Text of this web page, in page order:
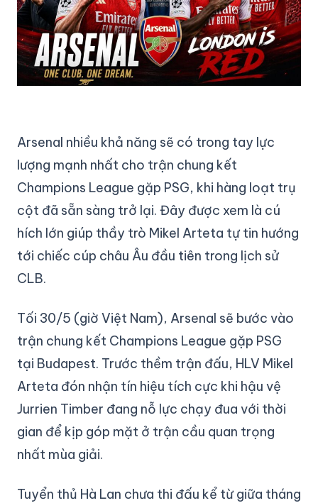
Arsenal nhiều khả năng sẽ có trong tay lực
lượng mạnh nhất cho trận chung kết
Champions League gặp PSG, khi hàng loạt trụ
cột đã sẵn sàng trở lại. Đây được xem là cú
hích lớn giúp thầy trò Mikel Arteta tự tin hướng
tới chiếc cúp châu Âu đầu tiên trong lịch sử
CLB.
Tối 30/5 (giờ Việt Nam), Arsenal sẽ bước vào
trận chung kết Champions League gặp PSG
tại Budapest. Trước thềm trận đấu, HLV Mikel
Arteta đón nhận tín hiệu tích cực khi hậu vệ
Jurrien Timber đang nỗ lực chạy đua với thời
gian để kịp góp mặt ở trận cầu quan trọng
nhất mùa giải.
Tuyển thủ Hà Lan chưa thi đấu kể từ giữa tháng